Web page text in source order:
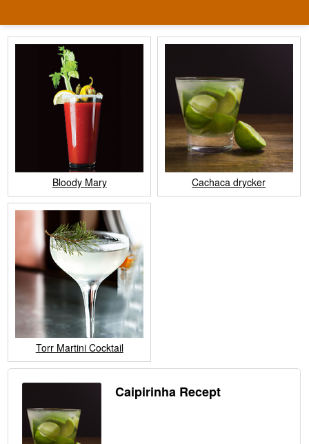
Bloody Mary Cachaca drycker
Torr Martini Cocktail
Caipirinha Recept